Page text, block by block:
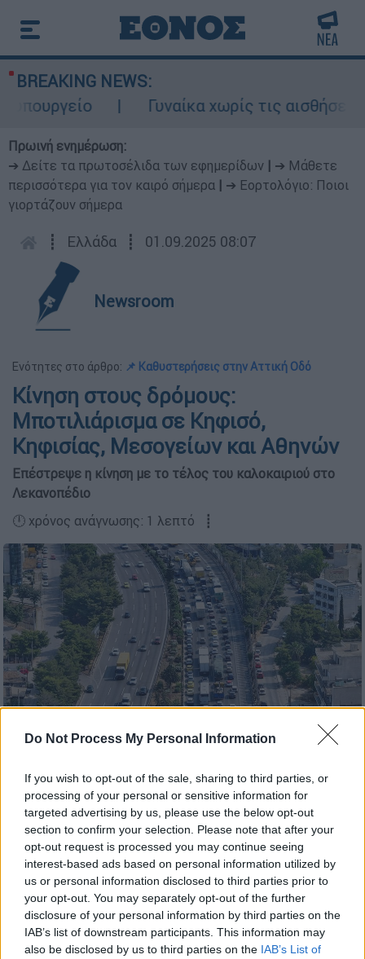
Do Not Process My Personal Information
If you wish to opt-out of the sale, sharing to third parties, or
processing of your personal or sensitive information for
targeted advertising by us, please use the below opt-out
section to confirm your selection. Please note that after your
opt-out request is processed you may continue seeing
interest-based ads based on personal information utilized by
us or personal information disclosed to third parties prior to
your opt-out. You may separately opt-out of the further
disclosure of your personal information by third parties on the
IAB’s list of downstream participants. This information may
also be disclosed by us to third parties on the IAB’s List of
BREAKING NEWS:
Γυναίκα χωρίς τις
Πρωινή ενημέρωση:
➔ Δείτε τα πρωτοσέλιδα των εφημερίδων
➔ Μάθετε
περισσότερα για τον καιρό σήμερα
➔ Εορτολόγιο: Ποιοι
γιορτάζουν σήμερα
┋ Ελλάδα ┋ 01.09.2025 08:07
Newsroom
Ενότητες στο άρθρο: 📌 Καθυστερήσεις στην Αττική Οδό
Κίνηση στους δρόμους:
Μποτιλιάρισμα σε Κηφισό,
Κηφισίας, Μεσογείων και Αθηνών
Επέστρεψε η κίνηση με το τέλος του καλοκαιριού στο
Λεκανοπέδιο
🕛 χρόνος ανάγνωσης: 1 λεπτό ┋
Κίνηση στους δρόμους (EUROKINISSI/ΑΝΤΩΝΗΣ
Προσθέστε το ΕΘΝΟΣ στη Google
Επέστρεψε ηκίνηση στους δρόμους στο
Λεκανοπέδιο την πρώτη μέρα του μήνα,
καθώς οι περισσότεροι εργαζόμενοι
επιστρέφουν σήμερα στις δουλειές τους.